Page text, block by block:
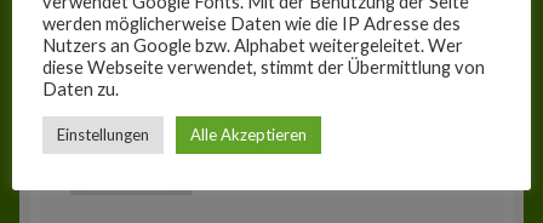
diesem Browser für meinen nächsten
Kommentar speichern.
Ja, füge mich zu der Mailingliste hinzu!
werden möglicherweise Daten wie die IP Adresse des
Nutzers an Google bzw. Alphabet weitergeleitet. Wer
diese Webseite verwendet, stimmt der Übermittlung von
Daten zu.
Einstellungen Alle Akzeptieren